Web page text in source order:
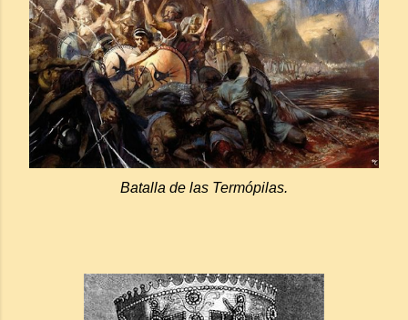
Batalla de las Termópilas.